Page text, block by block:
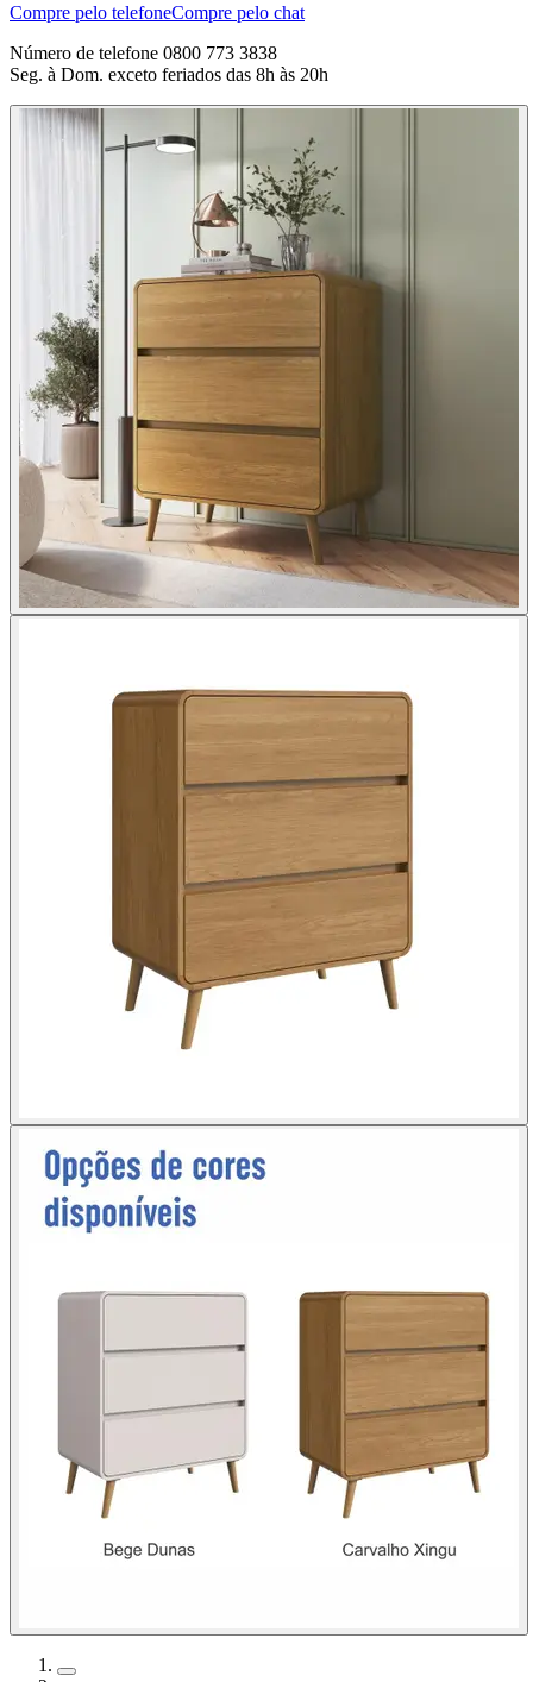
Compre pelo telefoneCompre pelo chat
Número de telefone 0800 773 3838
Seg. à Dom. exceto feriados das 8h às 20h